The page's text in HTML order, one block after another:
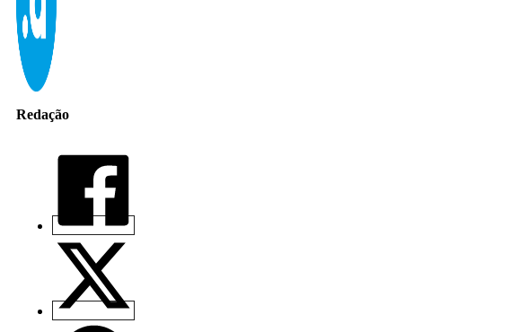
Redação